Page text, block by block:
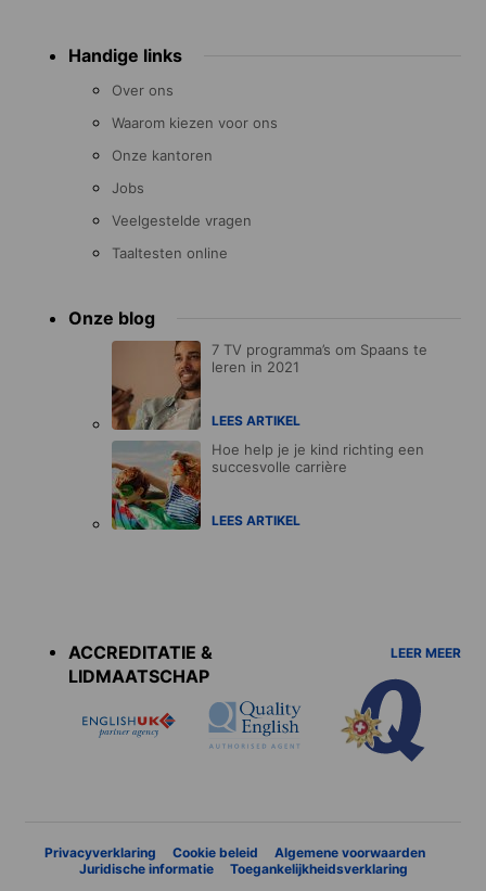
Handige links
Over ons
Waarom kiezen voor ons
Onze kantoren
Jobs
Veelgestelde vragen
Taaltesten online
Onze blog
7 TV programma’s om Spaans te
leren in 2021
LEES ARTIKEL
Hoe help je je kind richting een
succesvolle carrière
LEES ARTIKEL
ACCREDITATIE &
LIDMAATSCHAP
LEER MEER
Privacyverklaring Cookie beleid
Algemene voorwaarden
Juridische informatie
Toegankelijkheidsverklaring